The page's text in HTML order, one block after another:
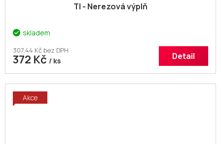
TI - Nerezová výplň
skladem
307,44 Kč bez DPH
372 Kč / ks Detail
Akce